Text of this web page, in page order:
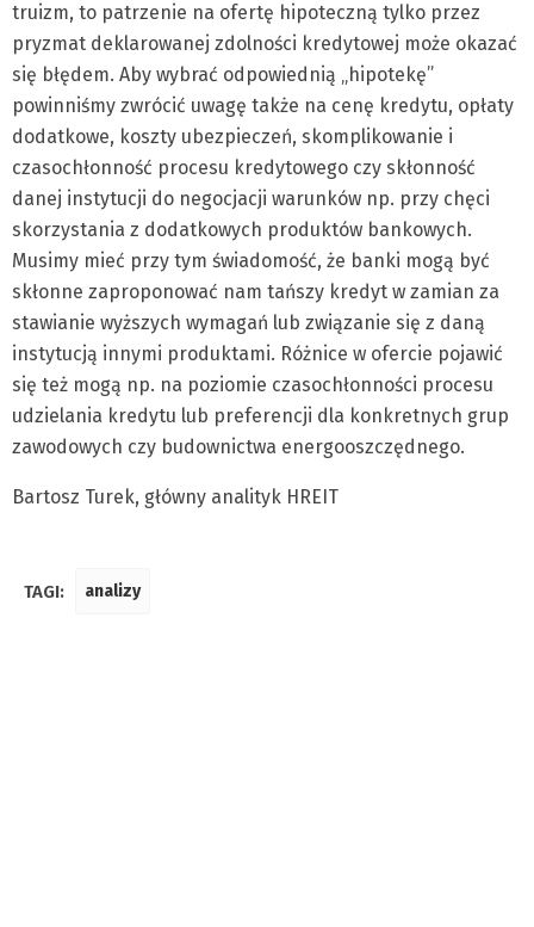
truizm, to patrzenie na ofertę hipoteczną tylko przez
pryzmat deklarowanej zdolności kredytowej może okazać
się błędem. Aby wybrać odpowiednią „hipotekę”
powinniśmy zwrócić uwagę także na cenę kredytu, opłaty
dodatkowe, koszty ubezpieczeń, skomplikowanie i
czasochłonność procesu kredytowego czy skłonność
danej instytucji do negocjacji warunków np. przy chęci
skorzystania z dodatkowych produktów bankowych.
Musimy mieć przy tym świadomość, że banki mogą być
skłonne zaproponować nam tańszy kredyt w zamian za
stawianie wyższych wymagań lub związanie się z daną
instytucją innymi produktami. Różnice w ofercie pojawić
się też mogą np. na poziomie czasochłonności procesu
udzielania kredytu lub preferencji dla konkretnych grup
zawodowych czy budownictwa energooszczędnego.
Bartosz Turek, główny analityk HREIT
TAGI: analizy